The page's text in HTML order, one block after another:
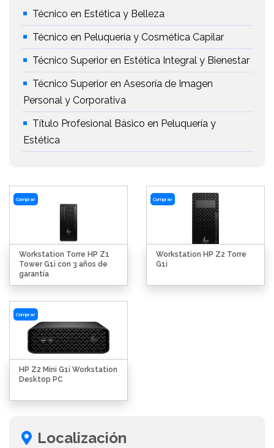
Técnico en Estética y Belleza
Técnico en Peluquería y Cosmética Capilar
Técnico Superior en Estética Integral y Bienestar
Técnico Superior en Asesoría de Imagen
Personal y Corporativa
Título Profesional Básico en Peluquería y
Estética
Comprar
Workstation Torre HP Z1
Tower G1i con 3 años de
garantía
Comprar
Workstation HP Z2 Torre
G1i
Comprar
HP Z2 Mini G1i Workstation
Desktop PC
Localización